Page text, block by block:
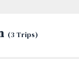
(3 Trips)